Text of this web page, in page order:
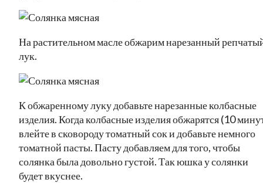
На растительном масле обжарим нарезанный
лук.
К обжаренному луку добавьте нарезанные колбасные
изделия. Когда колбасные изделия обжарятся (10
влейте в сковороду томатный сок и добавьте немного
томатной пасты. Пасту добавляем для того, чтобы
солянка была довольно густой. Так юшка у солянки
будет вкуснее.